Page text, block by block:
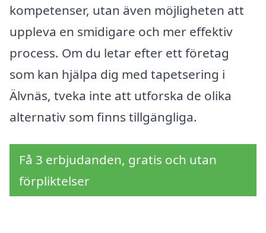
kompetenser, utan även möjligheten att
uppleva en smidigare och mer effektiv
process. Om du letar efter ett företag
som kan hjälpa dig med tapetsering i
Älvnäs, tveka inte att utforska de olika
alternativ som finns tillgängliga.
Få 3 erbjudanden, gratis och utan
förpliktelser